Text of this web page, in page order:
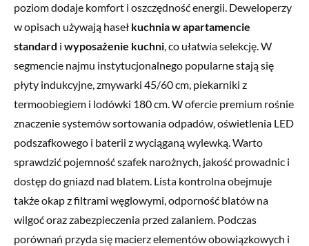
poziom dodaje komfort i oszczędność energii. Deweloperzy
w opisach używają haseł kuchnia w apartamencie
standard i wyposażenie kuchni, co ułatwia selekcję. W
segmencie najmu instytucjonalnego popularne stają się
płyty indukcyjne, zmywarki 45/60 cm, piekarniki z
termoobiegiem i lodówki 180 cm. W ofercie premium rośnie
znaczenie systemów sortowania odpadów, oświetlenia LED
podszafkowego i baterii z wyciąganą wylewką. Warto
sprawdzić pojemność szafek narożnych, jakość prowadnic i
dostęp do gniazd nad blatem. Lista kontrolna obejmuje
także okap z filtrami węglowymi, odporność blatów na
wilgoć oraz zabezpieczenia przed zalaniem. Podczas
porównań przyda się macierz elementów obowiązkowych i